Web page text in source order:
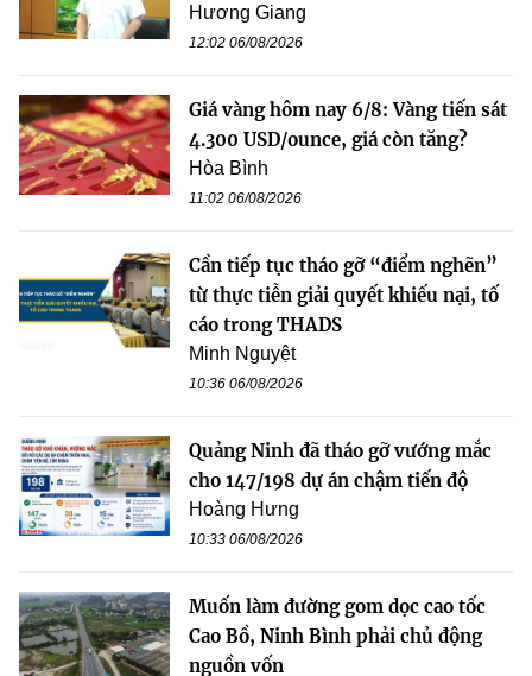
Hương Giang
12:02 06/08/2026
Giá vàng hôm nay 6/8: Vàng tiến sát
4.300 USD/ounce, giá còn tăng?
Hòa Bình
11:02 06/08/2026
Cần tiếp tục tháo gỡ “điểm nghẽn”
từ thực tiễn giải quyết khiếu nại, tố
cáo trong THADS
Minh Nguyệt
10:36 06/08/2026
Quảng Ninh đã tháo gỡ vướng mắc
cho 147/198 dự án chậm tiến độ
Hoàng Hưng
10:33 06/08/2026
Muốn làm đường gom dọc cao tốc
Cao Bồ, Ninh Bình phải chủ động
nguồn vốn